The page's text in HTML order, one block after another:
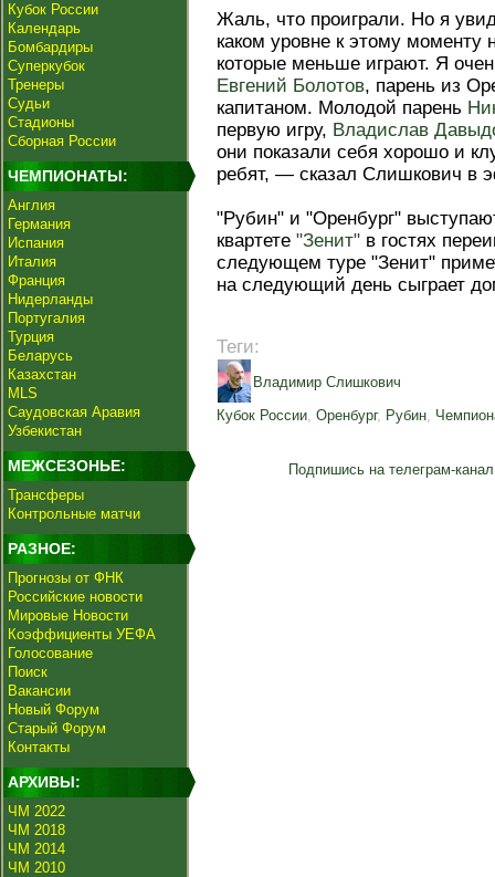
Кубок России
Календарь
Бомбардиры
Суперкубок
Тренеры
Судьи
Стадионы
Сборная России
ЧЕМПИОНАТЫ:
Англия
Германия
Испания
Италия
Франция
Нидерланды
Португалия
Турция
Беларусь
Казахстан
MLS
Саудовская Аравия
Узбекистан
МЕЖСЕЗОНЬЕ:
Трансферы
Контрольные матчи
РАЗНОЕ:
Прогнозы от ФНК
Российские новости
Мировые Новости
Коэффициенты УЕФА
Голосование
Поиск
Вакансии
Новый Форум
Старый Форум
Контакты
АРХИВЫ:
ЧМ 2022
ЧМ 2018
ЧМ 2014
ЧМ 2010
Жаль, что проиграли. Но я
каком уровне к этому
которые меньше играют. Я
Евгений Болотов, парень из
капитаном. Молодой парень
первую игру, Владислав
они показали себя хорошо и
ребят, — сказал Слишкович в
"Рубин" и "Оренбург"
квартете "Зенит" в гостях
следующем туре "Зенит"
на следующий день сыграет
Теги:
Владимир Слишкович
Кубок России, Оренбург, Рубин,
Подпишись на телеграм-